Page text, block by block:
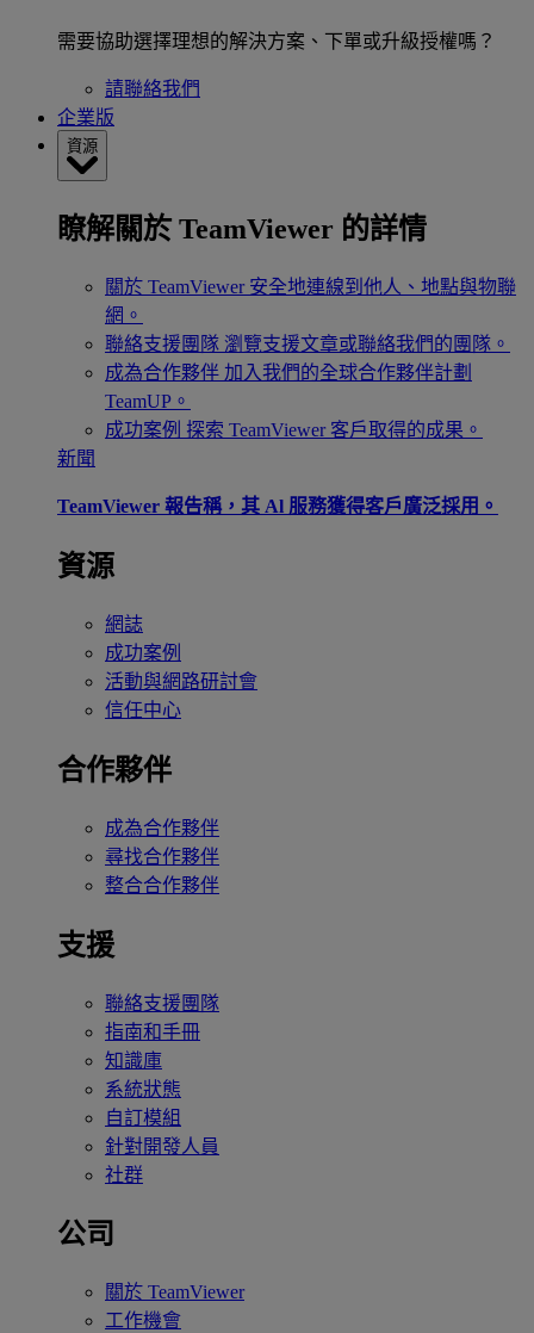
需要協助選擇理想的解決方案、下單或升級授權嗎？
請聯絡我們
企業版
資源
瞭解關於 TeamViewer 的詳情
關於 TeamViewer 安全地連線到他人、地點與物聯
網。
聯絡支援團隊 瀏覽支援文章或聯絡我們的團隊。
成為合作夥伴 加入我們的全球合作夥伴計劃
TeamUP。
成功案例 探索 TeamViewer 客戶取得的成果。
新聞
TeamViewer 報告稱，其 Al 服務獲得客戶廣泛採用。
資源
網誌
成功案例
活動與網路研討會
信任中心
合作夥伴
成為合作夥伴
尋找合作夥伴
整合合作夥伴
支援
聯絡支援團隊
指南和手冊
知識庫
系統狀態
自訂模組
針對開發人員
社群
公司
關於 TeamViewer
工作機會